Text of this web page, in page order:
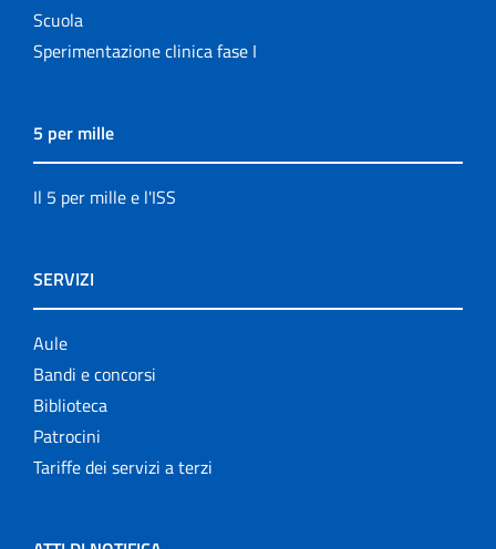
Scuola
Sperimentazione clinica fase I
5 per mille
Il 5 per mille e l'ISS
SERVIZI
Aule
Bandi e concorsi
Biblioteca
Patrocini
Tariffe dei servizi a terzi